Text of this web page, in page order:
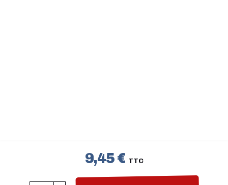
9,45 € TTC